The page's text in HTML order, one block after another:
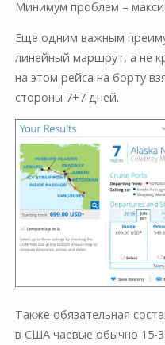
Минимум проблем –
Еще одним важным
линейный маршрут, а не
на этом рейса на борту
стороны 7+7 дней.
Также обязательная
в США чаевые обычно 15-